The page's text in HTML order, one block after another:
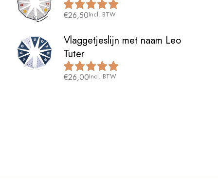
€26,50Incl. BTW
Vlaggetjeslijn met naam Leo
Tuter
€26,00Incl. BTW